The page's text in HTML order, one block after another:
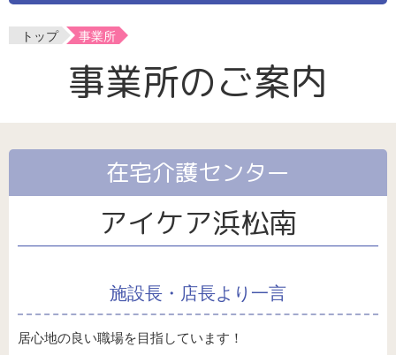
介護についての学び
福祉用具
事業所検索
新卒採用
パート・アルバイト採用
よくある質問
サイト/プライバシーポリシー
トップ 事業所
事業所のご案内
在宅介護センター
アイケア浜松南
施設長・店長より一言
居心地の良い職場を目指しています！